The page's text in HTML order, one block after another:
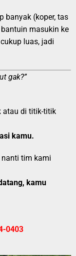
banyak (koper, tas
masukin ke
luas, jadi
gak?”
atau di titik-titik
kamu.
nanti tim kami
kamu
0403